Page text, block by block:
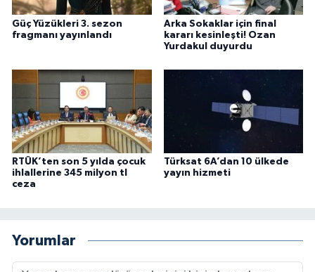
Güç Yüzükleri 3. sezon
fragmanı yayınlandı
Arka Sokaklar için final
kararı kesinleşti! Ozan
Yurdakul duyurdu
RTÜK’ten son 5 yılda çocuk
ihlallerine 345 milyon tl
ceza
Türksat 6A’dan 10 ülkede
yayın hizmeti
Yorumlar